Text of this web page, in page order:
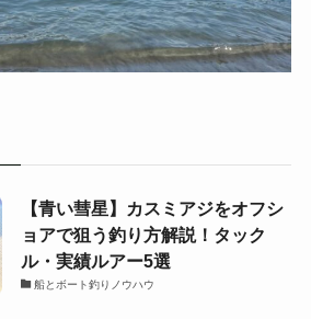
【青い彗星】カスミアジをオフシ
ョアで狙う釣り方解説！タック
ル・実績ルアー5選
船とボート釣りノウハウ